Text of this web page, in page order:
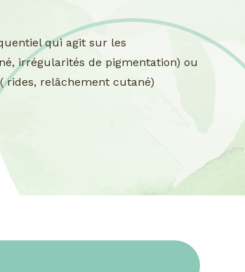
qui agit sur les
irrégularités de pigmentation) ou
rides, relâchement cutané)